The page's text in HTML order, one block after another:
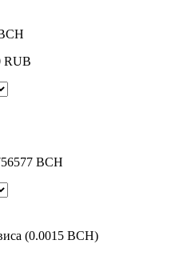
RUB
BCH
(0.0015 BCH)